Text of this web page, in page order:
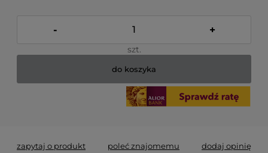
- +
szt.
do koszyka
zapytaj o produkt poleć znajomemu dodaj opinię